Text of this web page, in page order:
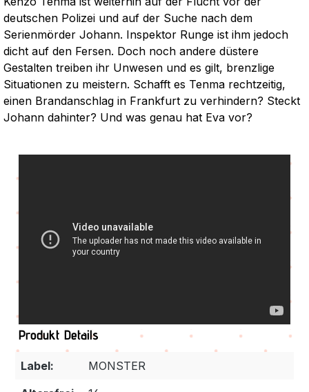
deutschen Polizei und auf der Suche nach dem
Serienmörder Johann. Inspektor Runge ist ihm jedoch
dicht auf den Fersen. Doch noch andere düstere
Gestalten treiben ihr Unwesen und es gilt, brenzlige
Situationen zu meistern. Schafft es Tenma rechtzeitig,
einen Brandanschlag in Frankfurt zu verhindern? Steckt
Johann dahinter? Und was genau hat Eva vor?
Produkt Details
Label:
MONSTER